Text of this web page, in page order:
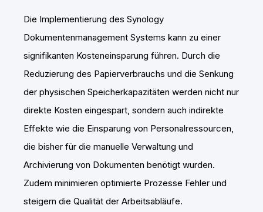
Die Implementierung des Synology
Dokumentenmanagement Systems kann zu einer
signifikanten Kosteneinsparung führen. Durch die
Reduzierung des Papierverbrauchs und die Senkung
der physischen Speicherkapazitäten werden nicht nur
direkte Kosten eingespart, sondern auch indirekte
Effekte wie die Einsparung von Personalressourcen,
die bisher für die manuelle Verwaltung und
Archivierung von Dokumenten benötigt wurden.
Zudem minimieren optimierte Prozesse Fehler und
steigern die Qualität der Arbeitsabläufe.